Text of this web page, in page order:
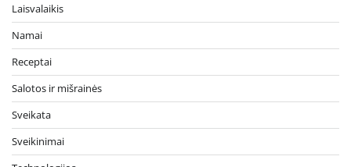
Laisvalaikis
Namai
Receptai
Salotos ir mišrainės
Sveikata
Sveikinimai